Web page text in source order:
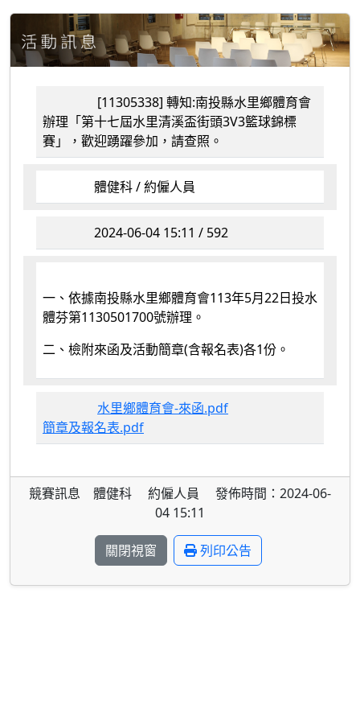
[11305338] 轉知:南投縣水里鄉體育會
辦理「第十七屆水里清溪盃街頭3V3籃球錦標
賽」，歡迎踴躍參加，請查照。
體健科 / 約僱人員
2024-06-04 15:11 / 592
一、依據南投縣水里鄉體育會113年5月22日投水
體芬第1130501700號辦理。
二、檢附來函及活動簡章(含報名表)各1份。
水里鄉體育會-來函.pdf
簡章及報名表.pdf
競賽訊息 體健科 約僱人員 發佈時間：2024-06-
04 15:11
關閉視窗 列印公告